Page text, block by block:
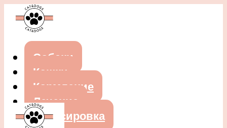
Собаки
Кошки
Кормление
Лечение
Дрессировка